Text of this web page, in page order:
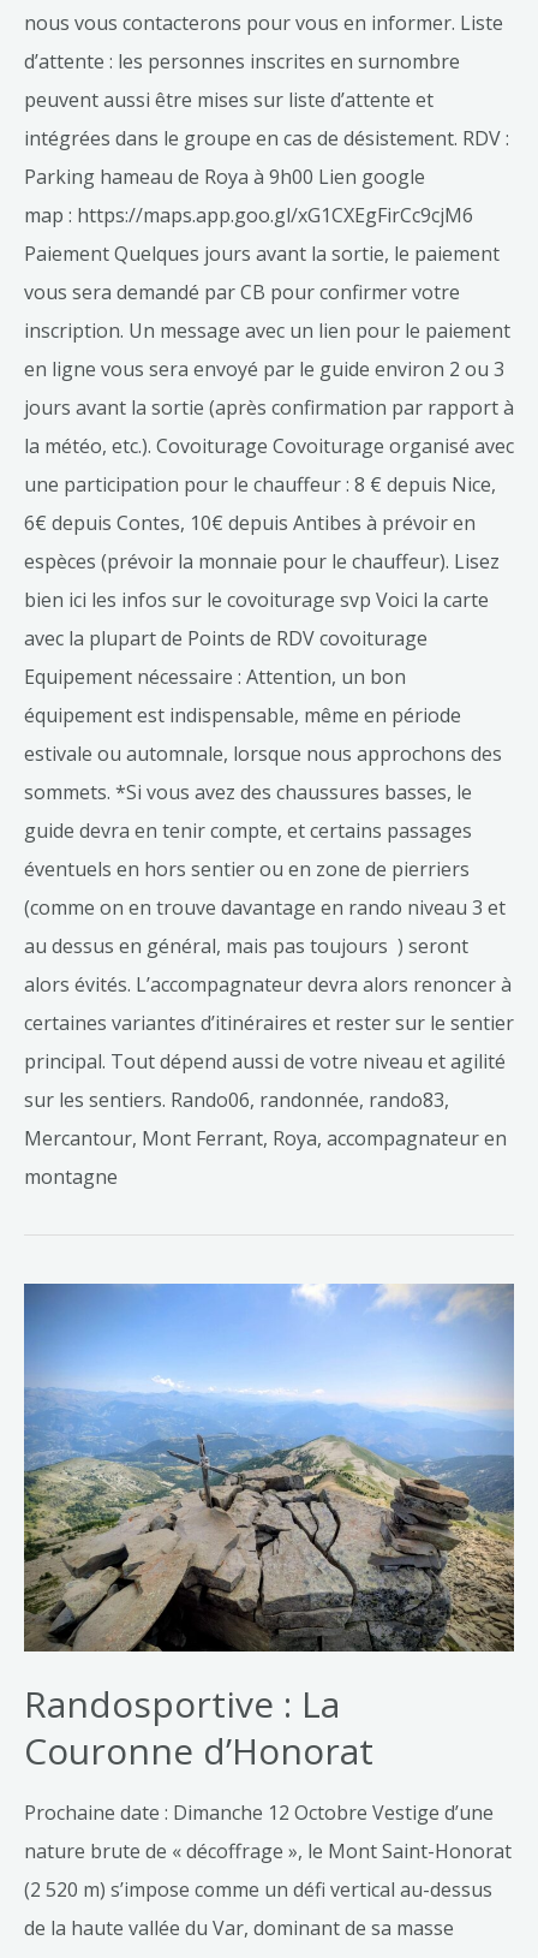
nous vous contacterons pour vous en informer. Liste
d’attente : les personnes inscrites en surnombre
peuvent aussi être mises sur liste d’attente et
intégrées dans le groupe en cas de désistement. RDV :
Parking hameau de Roya à 9h00 Lien google
map : https://maps.app.goo.gl/xG1CXEgFirCc9cjM6
Paiement Quelques jours avant la sortie, le paiement
vous sera demandé par CB pour confirmer votre
inscription. Un message avec un lien pour le paiement
en ligne vous sera envoyé par le guide environ 2 ou 3
jours avant la sortie (après confirmation par rapport à
la météo, etc.). Covoiturage Covoiturage organisé avec
une participation pour le chauffeur : 8 € depuis Nice,
6€ depuis Contes, 10€ depuis Antibes à prévoir en
espèces (prévoir la monnaie pour le chauffeur). Lisez
bien ici les infos sur le covoiturage svp Voici la carte
avec la plupart de Points de RDV covoiturage
Equipement nécessaire : Attention, un bon
équipement est indispensable, même en période
estivale ou automnale, lorsque nous approchons des
sommets. *Si vous avez des chaussures basses, le
guide devra en tenir compte, et certains passages
éventuels en hors sentier ou en zone de pierriers
(comme on en trouve davantage en rando niveau 3 et
au dessus en général, mais pas toujours ) seront
alors évités. L’accompagnateur devra alors renoncer à
certaines variantes d’itinéraires et rester sur le sentier
principal. Tout dépend aussi de votre niveau et agilité
sur les sentiers. Rando06, randonnée, rando83,
Mercantour, Mont Ferrant, Roya, accompagnateur en
montagne
Randosportive : La
Couronne d’Honorat
Prochaine date : Dimanche 12 Octobre Vestige d’une
nature brute de « décoffrage », le Mont Saint-Honorat
(2 520 m) s’impose comme un défi vertical au-dessus
de la haute vallée du Var, dominant de sa masse